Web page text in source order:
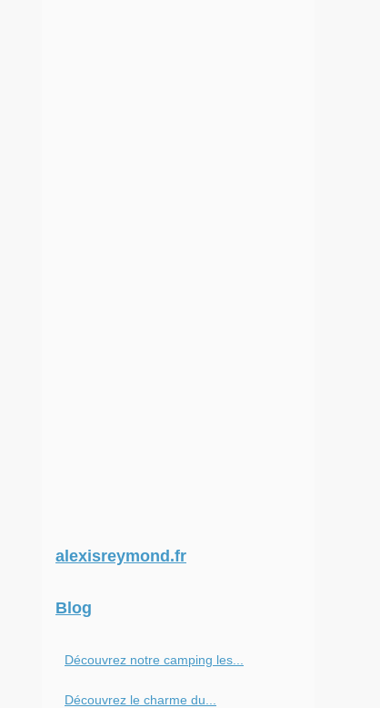
alexisreymond.fr
Blog
Découvrez notre camping les...
Découvrez le charme du...